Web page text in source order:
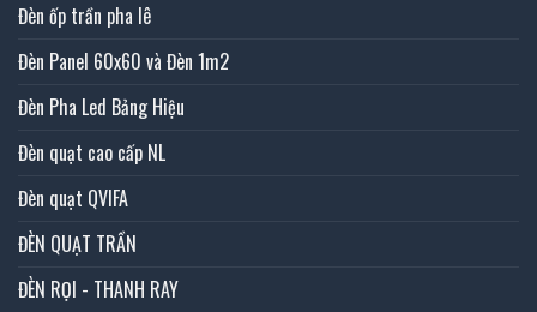
Đèn ốp trần pha lê
Đèn Panel 60x60 và Đèn 1m2
Đèn Pha Led Bảng Hiệu
Đèn quạt cao cấp NL
Đèn quạt QVIFA
ĐÈN QUẠT TRẦN
ĐÈN RỌI - THANH RAY